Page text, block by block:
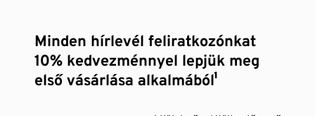
Minden hírlevél feliratkozónkat
10% kedvezménnyel lepjük meg
első vásárlása alkalmából¹